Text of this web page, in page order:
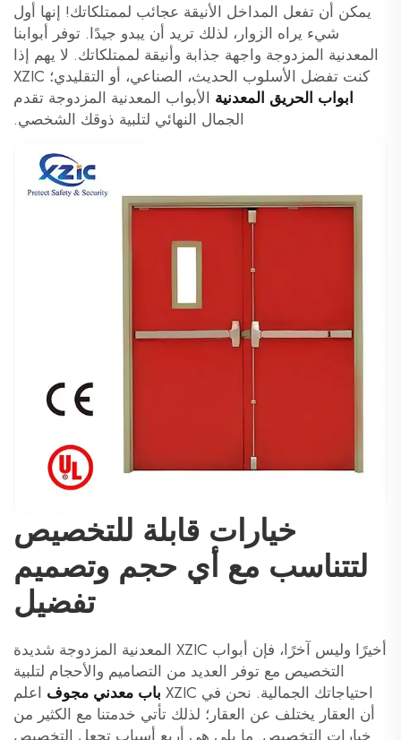
يمكن أن تفعل المداخل الأنيقة عجائب لممتلكاتك! إنها أول
شيء يراه الزوار، لذلك تريد أن يبدو جيدًا. توفر أبوابنا
المعدنية المزدوجة واجهة جذابة وأنيقة لممتلكاتك. لا يهم إذا
كنت تفضل الأسلوب الحديث، الصناعي، أو التقليدي؛ XZIC
ابواب الحريق المعدنية الأبواب المعدنية المزدوجة تقدم
الجمال النهائي لتلبية ذوقك الشخصي.
خيارات قابلة للتخصيص
لتتناسب مع أي حجم وتصميم
تفضيل
أخيرًا وليس آخرًا، فإن أبواب XZIC المعدنية المزدوجة شديدة
التخصيص مع توفر العديد من التصاميم والأحجام لتلبية
احتياجاتك الجمالية. نحن في XZIC
باب معدني مجوف اعلم
أن العقار يختلف عن العقار؛ لذلك تأتي خدمتنا مع الكثير من
خيارات التخصيص. ما يلي هي أربع أسباب تجعل التخصيص